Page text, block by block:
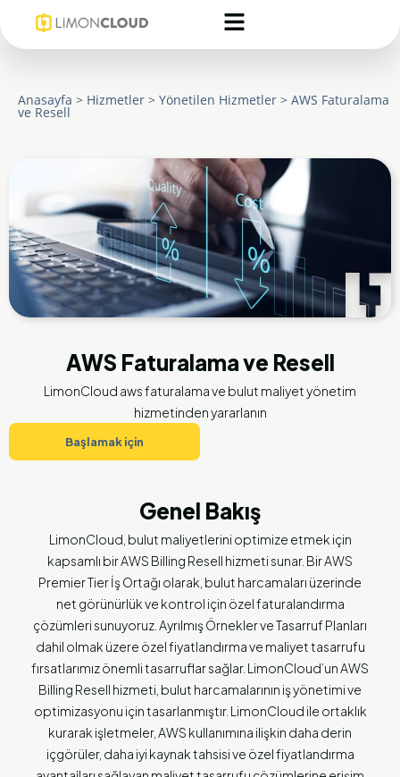
Anasayfa > Hizmetler > Yönetilen Hizmetler > AWS Faturalama
ve Resell
AWS Faturalama ve Resell
LimonCloud aws faturalama ve bulut maliyet yönetim
hizmetinden yararlanın
Başlamak için
Genel Bakış
LimonCloud, bulut maliyetlerini optimize etmek için
kapsamlı bir AWS Billing Resell hizmeti sunar. Bir AWS
Premier Tier İş Ortağı olarak, bulut harcamaları üzerinde
net görünürlük ve kontrol için özel faturalandırma
çözümleri sunuyoruz. Ayrılmış Örnekler ve Tasarruf Planları
dahil olmak üzere özel fiyatlandırma ve maliyet tasarrufu
fırsatlarımız önemli tasarruflar sağlar. LimonCloud’un AWS
Billing Resell hizmeti, bulut harcamalarının iş yönetimi ve
optimizasyonu için tasarlanmıştır. LimonCloud ile ortaklık
kurarak işletmeler, AWS kullanımına ilişkin daha derin
içgörüler, daha iyi kaynak tahsisi ve özel fiyatlandırma